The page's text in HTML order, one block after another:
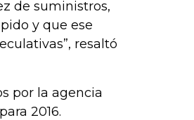
de suministros,
y que ese
resaltó
por la agencia
2016.